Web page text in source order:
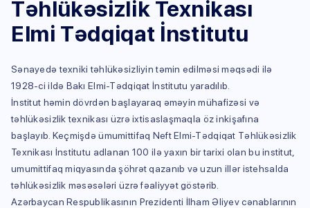
Təhlükəsizlik Texnikası
Elmi Tədqiqat İnstitutu
Sənayedə texniki təhlükəsizliyin təmin edilməsi məqsədi ilə
1928-ci ildə Bakı Elmi-Tədqiqat İnstitutu yaradılıb.
İnstitut həmin dövrdən başlayaraq əməyin mühafizəsi və
təhlükəsizlik texnikası üzrə ixtisaslaşmaqla öz inkişafına
başlayıb. Keçmişdə ümumittifaq Neft Elmi-Tədqiqat Təhlükəsizlik
Texnikası İnstitutu adlanan 100 ilə yaxın bir tarixi olan bu institut,
umumittifaq miqyasında şöhrət qazanıb və uzun illər istehsalda
təhlükəsizlik məsəsələri üzrə fəaliyyət göstərib.
Azərbaycan Respublikasının Prezidenti İlham Əliyev cənablarının